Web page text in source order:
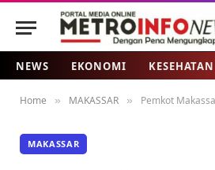
NEWS EKONOMI KESEHATAN
Home » MAKASSAR » Pemkot Makassar Fasilatasi
MAKASSAR